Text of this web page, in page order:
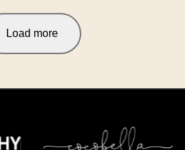
Load more